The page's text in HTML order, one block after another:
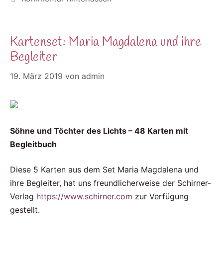
Kartenset: Maria Magdalena und ihre
Begleiter
19. März 2019 von admin
Söhne und Töchter des Lichts – 48 Karten mit
Begleitbuch
Diese 5 Karten aus dem Set Maria Magdalena und
ihre Begleiter, hat uns freundlicherweise der Schirner-
Verlag https://www.schirner.com zur Verfügung
gestellt.